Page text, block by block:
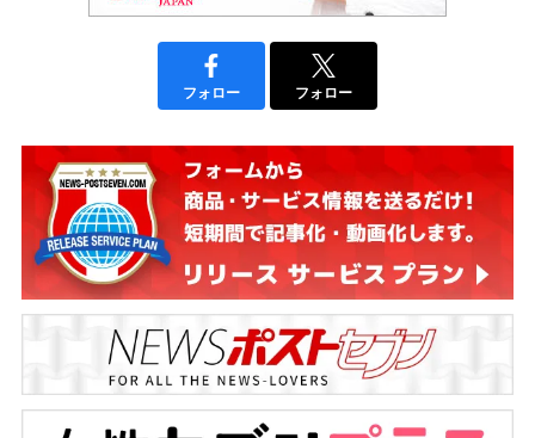
フォロー フォロー